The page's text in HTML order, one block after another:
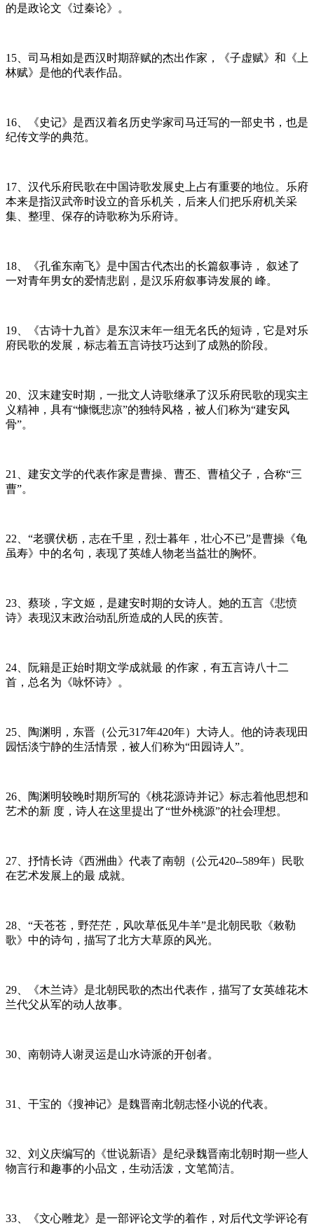
的是政论文《过秦论》。
15、司马相如是西汉时期辞赋的杰出作家，《子虚赋》和《上
林赋》是他的代表作品。
16、《史记》是西汉着名历史学家司马迁写的一部史书，也是
纪传文学的典范。
17、汉代乐府民歌在中国诗歌发展史上占有重要的地位。乐府
本来是指汉武帝时设立的音乐机关，后来人们把乐府机关采
集、整理、保存的诗歌称为乐府诗。
18、《孔雀东南飞》是中国古代杰出的长篇叙事诗， 叙述了
一对青年男女的爱情悲剧，是汉乐府叙事诗发展的 峰。
19、《古诗十九首》是东汉末年一组无名氏的短诗，它是对乐
府民歌的发展，标志着五言诗技巧达到了成熟的阶段。
20、汉末建安时期，一批文人诗歌继承了汉乐府民歌的现实主
义精神，具有“慷慨悲凉”的独特风格，被人们称为“建安风
骨”。
21、建安文学的代表作家是曹操、曹丕、曹植父子，合称“三
曹”。
22、“老骥伏枥，志在千里，烈士暮年，壮心不已”是曹操《龟
虽寿》中的名句，表现了英雄人物老当益壮的胸怀。
23、蔡琰，字文姬，是建安时期的女诗人。她的五言《悲愤
诗》表现汉末政治动乱所造成的人民的疾苦。
24、阮籍是正始时期文学成就最 的作家，有五言诗八十二
首，总名为《咏怀诗》。
25、陶渊明，东晋（公元317年420年）大诗人。他的诗表现田
园恬淡宁静的生活情景，被人们称为“田园诗人”。
26、陶渊明较晚时期所写的《桃花源诗并记》标志着他思想和
艺术的新 度，诗人在这里提出了“世外桃源”的社会理想。
27、抒情长诗《西洲曲》代表了南朝（公元420--589年）民歌
在艺术发展上的最 成就。
28、“天苍苍，野茫茫，风吹草低见牛羊”是北朝民歌《敕勒
歌》中的诗句，描写了北方大草原的风光。
29、《木兰诗》是北朝民歌的杰出代表作，描写了女英雄花木
兰代父从军的动人故事。
30、南朝诗人谢灵运是山水诗派的开创者。
31、干宝的《搜神记》是魏晋南北朝志怪小说的代表。
32、刘义庆编写的《世说新语》是纪录魏晋南北朝时期一些人
物言行和趣事的小品文，生动活泼，文笔简洁。
33、《文心雕龙》是一部评论文学的着作，对后代文学评论有